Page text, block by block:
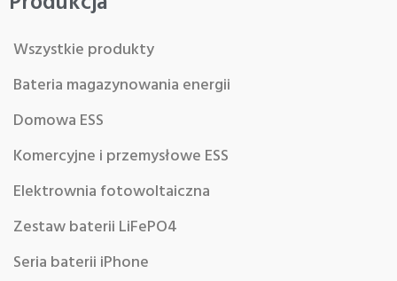
Wszystkie produkty
Bateria magazynowania energii
Domowa ESS
Komercyjne i przemysłowe ESS
Elektrownia fotowoltaiczna
Zestaw baterii LiFePO4
Seria baterii iPhone